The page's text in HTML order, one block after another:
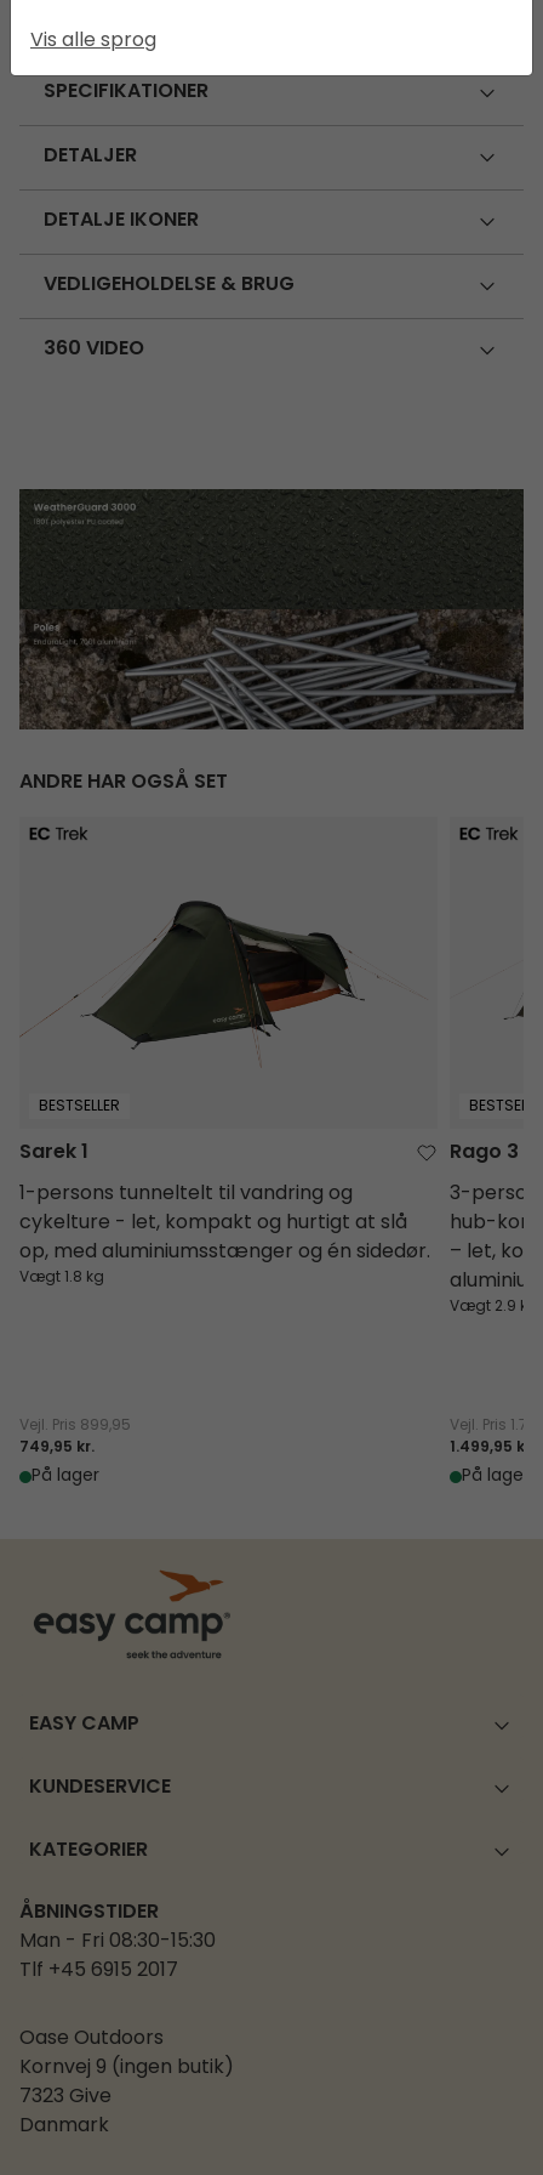
DIMENSIONER
SPECIFIKATIONER
DETALJER
DETALJE IKONER
VEDLIGEHOLDELSE & BRUG
360 VIDEO
ANDRE HAR OGSÅ SET
Sarek 1
BESTSELLER
Sarek 1
1-persons tunneltelt til vandring og
cykelture - let, kompakt og hurtigt at slå
op, med aluminiumsstænger og én sidedør.
Vægt 1.8 kg
Vejl. Pris 899,95
749,95 kr.
På lager
Rago 3
Rago 3
3-
hub-
– let,
Vægt 2.9 kg
Vejl. Pris
1.499,95 kr.
På lager
EASY CAMP
KUNDESERVICE
KATEGORIER
ÅBNINGSTIDER
Man - Fri 08:30-15:30
Tlf +45 6915 2017
Oase Outdoors
Kornvej 9 (ingen butik)
7323 Give
Danmark
Vis alle sprog